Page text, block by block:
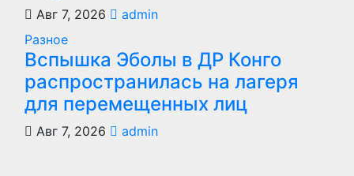
Авг 7, 2026
admin
Разное
Вспышка Эболы в ДР Конго
распространилась на лагеря
для перемещенных лиц
Авг 7, 2026 admin